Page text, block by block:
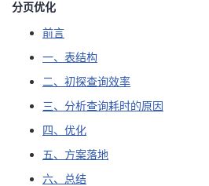
者
的
我
分页优化
前言
一、表结构
二、初探查询效率
三、分析查询耗时的原因
四、优化
五、方案落地
六、总结